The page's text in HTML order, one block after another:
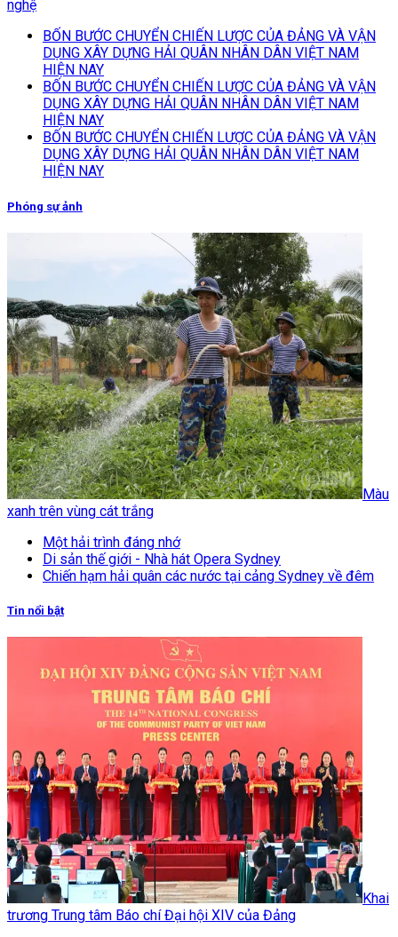
nghệ
BỐN BƯỚC CHUYỂN CHIẾN LƯỢC CỦA ĐẢNG VÀ VẬN
DỤNG XÂY DỰNG HẢI QUÂN NHÂN DÂN VIỆT NAM
HIỆN NAY
BỐN BƯỚC CHUYỂN CHIẾN LƯỢC CỦA ĐẢNG VÀ VẬN
DỤNG XÂY DỰNG HẢI QUÂN NHÂN DÂN VIỆT NAM
HIỆN NAY
BỐN BƯỚC CHUYỂN CHIẾN LƯỢC CỦA ĐẢNG VÀ VẬN
DỤNG XÂY DỰNG HẢI QUÂN NHÂN DÂN VIỆT NAM
HIỆN NAY
Phóng sự ảnh
Màu
xanh trên vùng cát trắng
Một hải trình đáng nhớ
Di sản thế giới - Nhà hát Opera Sydney
Chiến hạm hải quân các nước tại cảng Sydney về đêm
Tin nổi bật
Khai
trương Trung tâm Báo chí Đại hội XIV của Đảng